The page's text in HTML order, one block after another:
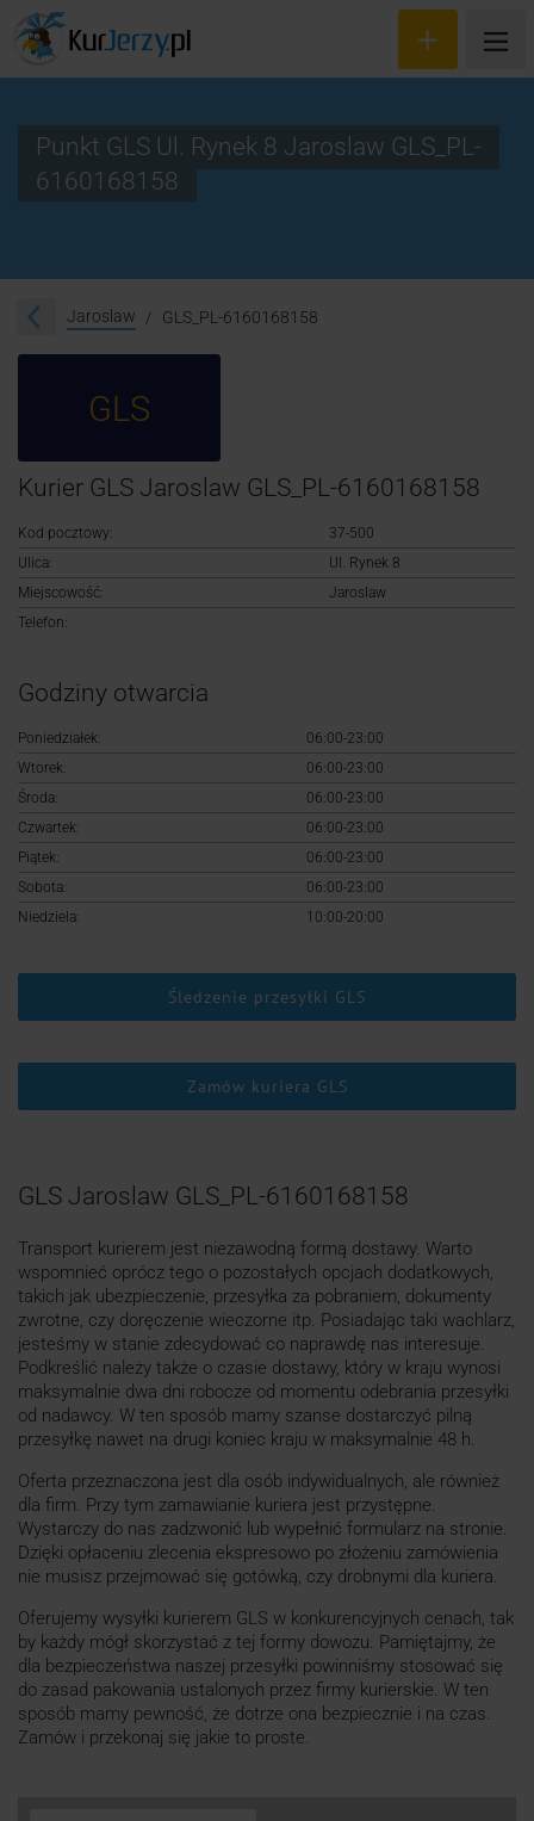
Śledzenie przesyłki
Punkt GLS Ul. Rynek 8 Jaroslaw GLS_PL-
6160168158
Jaroslaw GLS_PL-6160168158
GLS
Kurier GLS Jaroslaw GLS_PL-6160168158
Kod pocztowy:
37-500
Ulica:
Ul. Rynek 8
Miejscowość:
Jaroslaw
Telefon:
Godziny otwarcia
Poniedziałek:
06:00-23:00
Wtorek:
06:00-23:00
Środa:
06:00-23:00
Czwartek:
06:00-23:00
Piątek:
06:00-23:00
Sobota:
06:00-23:00
Niedziela:
10:00-20:00
Śledzenie przesyłki GLS
Zamów kuriera GLS
GLS Jaroslaw GLS_PL-6160168158
Transport kurierem jest niezawodną formą dostawy. Warto
wspomnieć oprócz tego o pozostałych opcjach dodatkowych,
takich jak ubezpieczenie, przesyłka za pobraniem, dokumenty
zwrotne, czy doręczenie wieczorne itp. Posiadając taki wachlarz,
jesteśmy w stanie zdecydować co naprawdę nas interesuje.
Podkreślić należy także o czasie dostawy, który w kraju wynosi
maksymalnie dwa dni robocze od momentu odebrania przesyłki
od nadawcy. W ten sposób mamy szanse dostarczyć pilną
przesyłkę nawet na drugi koniec kraju w maksymalnie 48 h.
Oferta przeznaczona jest dla osób indywidualnych, ale również
dla firm. Przy tym zamawianie kuriera jest przystępne.
Wystarczy do nas zadzwonić lub wypełnić formularz na stronie.
Dzięki opłaceniu zlecenia ekspresowo po złożeniu zamówienia
nie musisz przejmować się gotówką, czy drobnymi dla kuriera.
Oferujemy wysyłki kurierem GLS w konkurencyjnych cenach, tak
by każdy mógł skorzystać z tej formy dowozu. Pamiętajmy, że
dla bezpieczeństwa naszej przesyłki powinniśmy stosować się
do zasad pakowania ustalonych przez firmy kurierskie. W ten
sposób mamy pewność, że dotrze ona bezpiecznie i na czas.
Zamów i przekonaj się jakie to proste.